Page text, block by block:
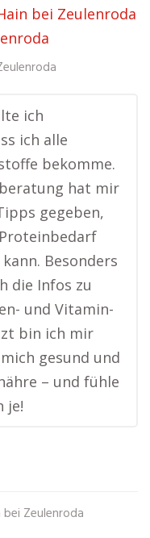
bei Zeulenroda
ich
ich alle
bekomme.
hat mir
gegeben,
Besonders
die Infos zu
und Vitamin-
bin ich mir
gesund und
– und fühle
je!
bei Zeulenroda